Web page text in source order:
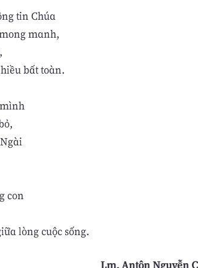
tin Chúa
manh,
bất toàn.
con
lòng cuộc sống.
Lm. Antôn Nguyễn